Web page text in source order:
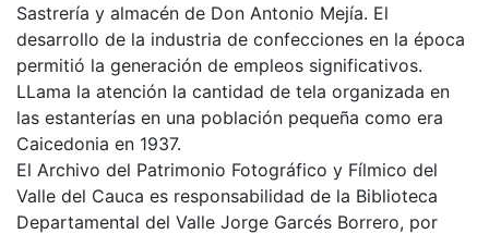
Sastrería y almacén de Don Antonio Mejía. El
desarrollo de la industria de confecciones en la época
permitió la generación de empleos significativos.
LLama la atención la cantidad de tela organizada en
las estanterías en una población pequeña como era
Caicedonia en 1937.
El Archivo del Patrimonio Fotográfico y Fílmico del
Valle del Cauca es responsabilidad de la Biblioteca
Departamental del Valle Jorge Garcés Borrero, por